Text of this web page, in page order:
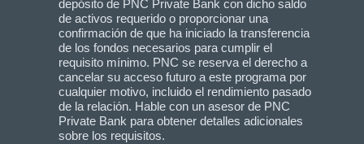
depósito de PNC Private Bank con dicho saldo
de activos requerido o proporcionar una
confirmación de que ha iniciado la transferencia
de los fondos necesarios para cumplir el
requisito mínimo. PNC se reserva el derecho a
cancelar su acceso futuro a este programa por
cualquier motivo, incluido el rendimiento pasado
de la relación. Hable con un asesor de PNC
Private Bank para obtener detalles adicionales
sobre los requisitos.